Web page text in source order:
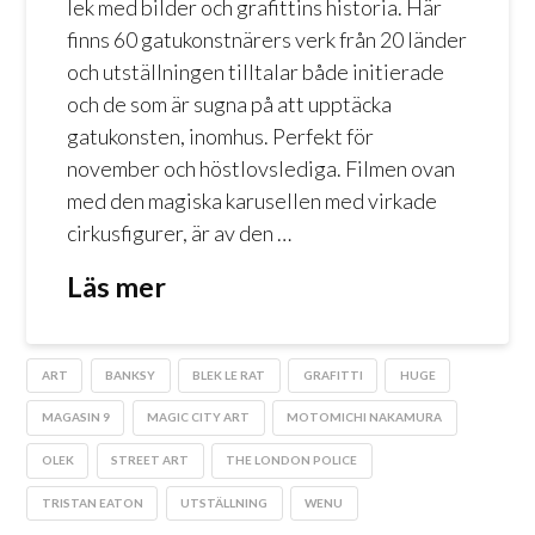
lek med bilder och grafittins historia. Här
finns 60 gatukonstnärers verk från 20 länder
och utställningen tilltalar både initierade
och de som är sugna på att upptäcka
gatukonsten, inomhus. Perfekt för
november och höstlovslediga. Filmen ovan
med den magiska karusellen med virkade
cirkusfigurer, är av den …
Läs mer
ART BANKSY BLEK LE RAT GRAFITTI HUGE
MAGASIN 9 MAGIC CITY ART MOTOMICHI NAKAMURA
OLEK STREET ART THE LONDON POLICE
TRISTAN EATON UTSTÄLLNING WENU